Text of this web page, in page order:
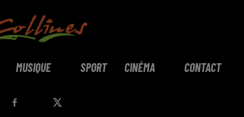
MUSIQUE SPORT CINÉMA CONTACT